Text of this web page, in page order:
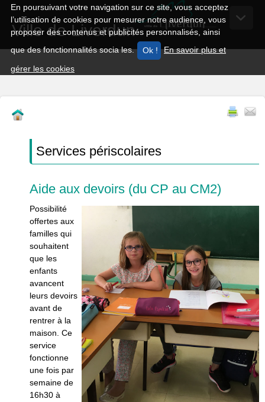
En poursuivant votre navigation sur ce site, vous acceptez
l’utilisation de cookies pour mesurer notre audience, vous
proposer des contenus et publicités personnalisés, ainsi
que des fonctionnalités socia les.
En savoir plus et
gérer les cookies
Ville de Liverdun
Services périscolaires
Aide aux devoirs (du CP au CM2)
Possibilité
offertes aux
familles qui
souhaitent
que les
enfants
avancent
leurs devoirs
avant de
rentrer à la
maison. Ce
service
fonctionne
une fois par
semaine de
16h30 à